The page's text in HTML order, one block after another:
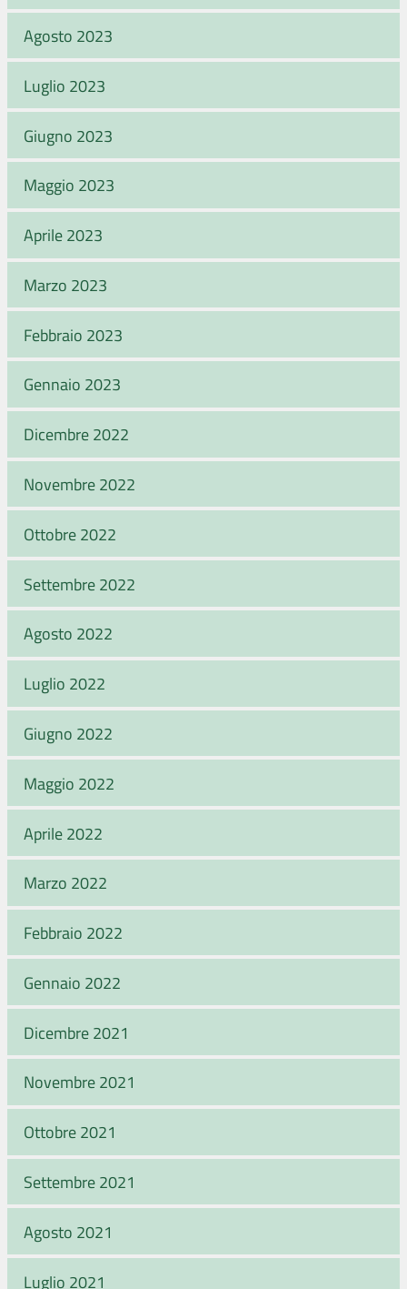
Agosto 2023
Luglio 2023
Giugno 2023
Maggio 2023
Aprile 2023
Marzo 2023
Febbraio 2023
Gennaio 2023
Dicembre 2022
Novembre 2022
Ottobre 2022
Settembre 2022
Agosto 2022
Luglio 2022
Giugno 2022
Maggio 2022
Aprile 2022
Marzo 2022
Febbraio 2022
Gennaio 2022
Dicembre 2021
Novembre 2021
Ottobre 2021
Settembre 2021
Agosto 2021
Luglio 2021